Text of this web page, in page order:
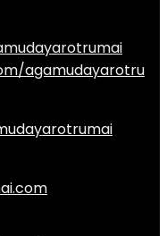
agamudayarotru